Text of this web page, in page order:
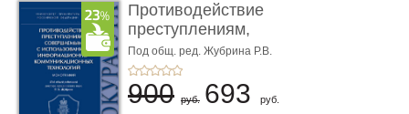
Противодействие
преступлениям,
совершаемым с ...
Под общ. ред. Жубрина Р.В.
900 руб. 693 руб.